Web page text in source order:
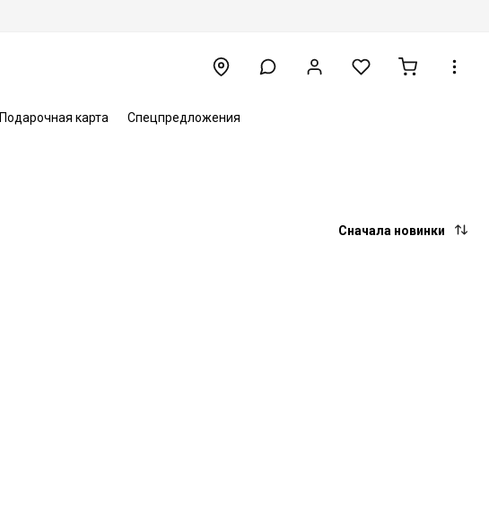
Подарочная карта Спецпредложения
Сначала новинки